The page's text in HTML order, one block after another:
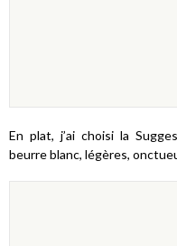
En plat, j’ai choisi la
beurre blanc, légères,